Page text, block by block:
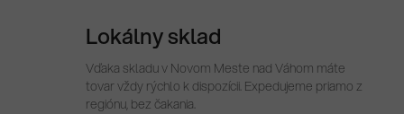
Lokálny sklad
Vďaka skladu v Novom Meste nad Váhom máte
tovar vždy rýchlo k dispozícii. Expedujeme priamo z
regiónu, bez čakania.